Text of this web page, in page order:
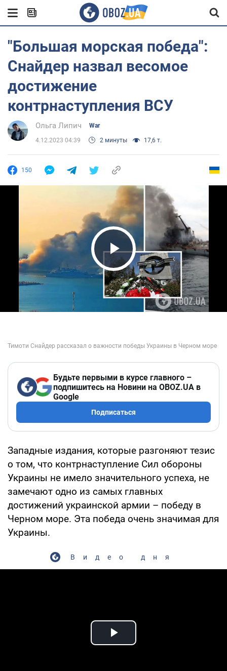
"Большая морская победа":
Снайдер назвал весомое
достижение
контрнаступления ВСУ
Ольга Липич War
4.12.2023 04:39 2 минуты 17,6 т.
150
Play Video
Будьте первыми в курсе главного –
подпишитесь на Новини на OBOZ.UA в
Google
Подписаться
Западные издания, которые разгоняют тезис
о том, что контрнаступление Сил обороны
Украины не имело значительного успеха, не
замечают одно из самых главных
достижений украинской армии – победу в
Черном море. Эта победа очень значимая для
Украины.
Видео дня
Play Video